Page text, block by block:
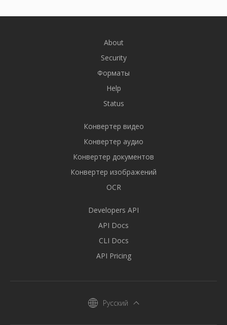
About
Security
Форматы
Help
Status
Конвертер видео
Конвертер аудио
Конвертер документов
Конвертер изображений
OCR
Developers API
API Docs
CLI Docs
API Pricing
Русский